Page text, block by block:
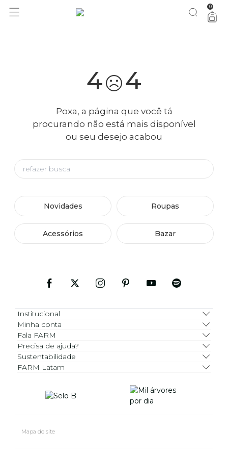
você merece 30% OFF pra comemorar com a gente aproveita! 0
4 4
Poxa, a página que você tá
procurando não está mais disponível
ou seu desejo acabou
Novidades Roupas
Acessórios Bazar
Institucional
Minha conta
Fala FARM
Precisa de ajuda?
Sustentabilidade
FARM Latam
Mapa do site